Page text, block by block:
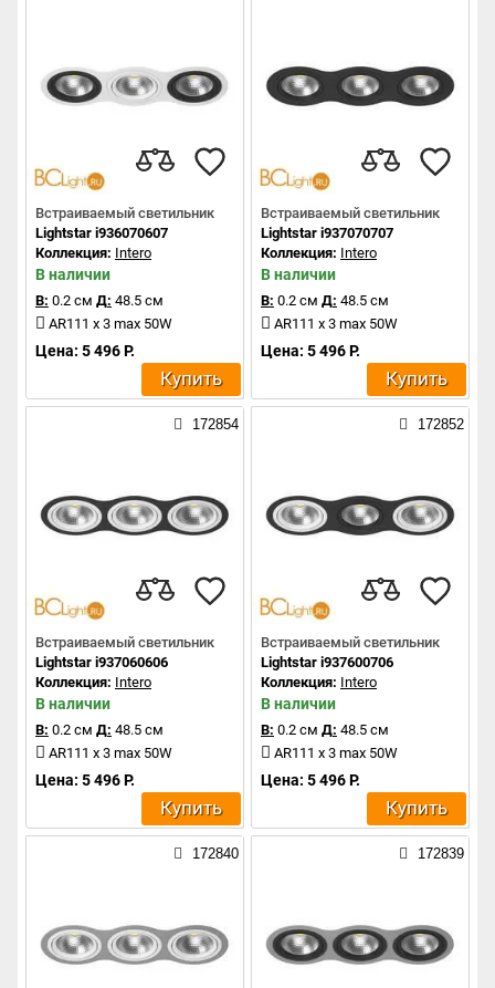
Встраиваемый светильник
Lightstar i936070607
Коллекция: Intero
В наличии
В: 0.2 см Д: 48.5 см
AR111 x 3 max 50W
Цена: 5 496 Р.
Купить
Встраиваемый светильник
Lightstar i937070707
Коллекция: Intero
В наличии
В: 0.2 см Д: 48.5 см
AR111 x 3 max 50W
Цена: 5 496 Р.
Купить
172854
Встраиваемый светильник
Lightstar i937060606
Коллекция: Intero
В наличии
В: 0.2 см Д: 48.5 см
AR111 x 3 max 50W
Цена: 5 496 Р.
Купить
172852
Встраиваемый светильник
Lightstar i937600706
Коллекция: Intero
В наличии
В: 0.2 см Д: 48.5 см
AR111 x 3 max 50W
Цена: 5 496 Р.
Купить
172840 172839